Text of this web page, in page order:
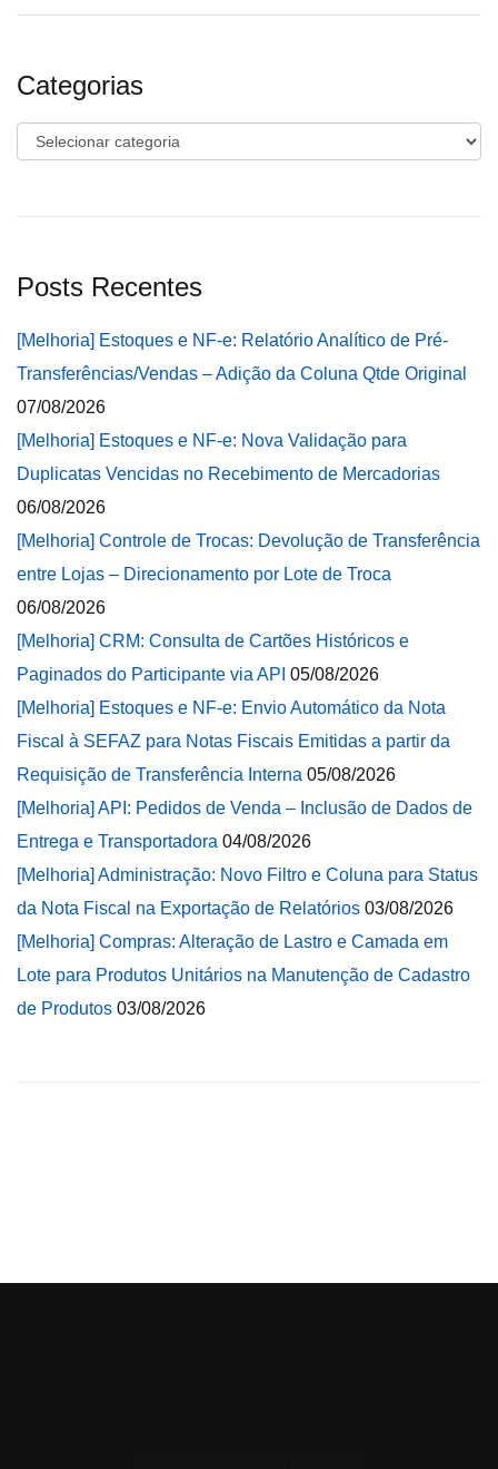
Categorias
Categorias
Posts Recentes
[Melhoria] Estoques e NF-e: Relatório Analítico de Pré-
Transferências/Vendas – Adição da Coluna Qtde Original
07/08/2026
[Melhoria] Estoques e NF-e: Nova Validação para
Duplicatas Vencidas no Recebimento de Mercadorias
06/08/2026
[Melhoria] Controle de Trocas: Devolução de Transferência
entre Lojas – Direcionamento por Lote de Troca
06/08/2026
[Melhoria] CRM: Consulta de Cartões Históricos e
Paginados do Participante via API 05/08/2026
[Melhoria] Estoques e NF-e: Envio Automático da Nota
Fiscal à SEFAZ para Notas Fiscais Emitidas a partir da
Requisição de Transferência Interna 05/08/2026
[Melhoria] API: Pedidos de Venda – Inclusão de Dados de
Entrega e Transportadora 04/08/2026
[Melhoria] Administração: Novo Filtro e Coluna para Status
da Nota Fiscal na Exportação de Relatórios 03/08/2026
[Melhoria] Compras: Alteração de Lastro e Camada em
Lote para Produtos Unitários na Manutenção de Cadastro
de Produtos 03/08/2026